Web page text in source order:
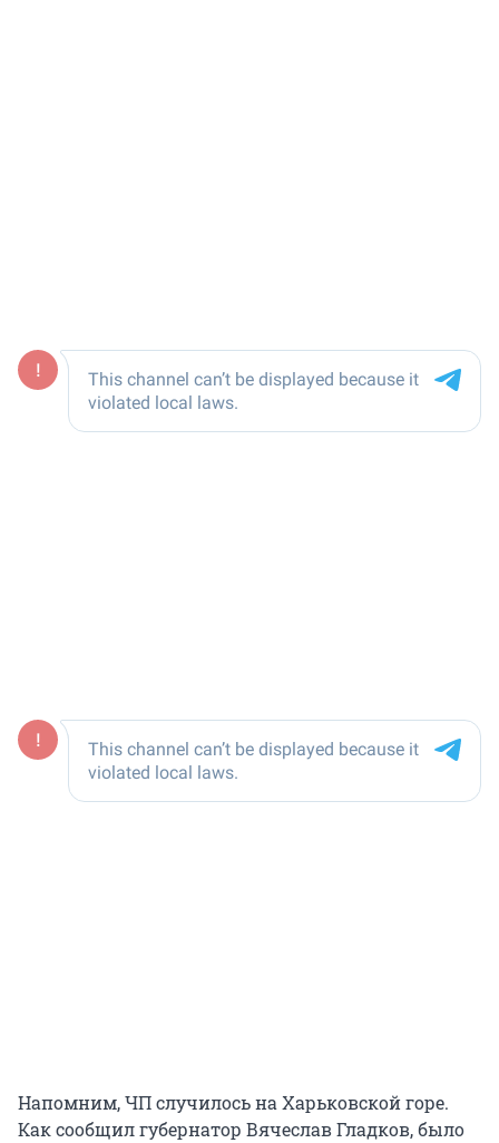
Напомним, ЧП случилось на Харьковской горе.
Как сообщил губернатор Вячеслав Гладков, было